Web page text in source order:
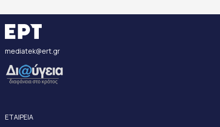
mediatek@ert.gr
ΕΤΑΙΡΕΙΑ